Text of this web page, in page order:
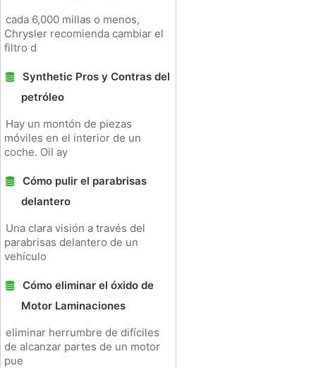
cada 6,000 millas o menos,
Chrysler recomienda cambiar el
filtro d
Synthetic Pros y Contras del
petróleo
Hay un montón de piezas
móviles en el interior de un
coche. Oil ay
Cómo pulir el parabrisas
delantero
Una clara visión a través del
parabrisas delantero de un
vehículo
Cómo eliminar el óxido de
Motor Laminaciones
eliminar herrumbre de difíciles
de alcanzar partes de un motor
pue